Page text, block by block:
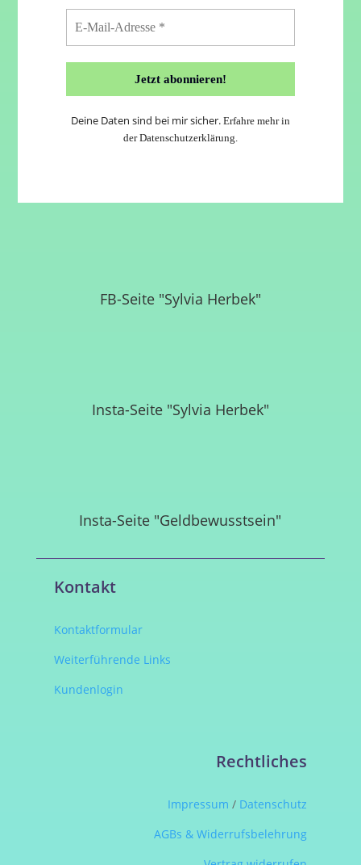
Deine Daten sind bei mir sicher. Erfahre mehr in
derDatenschutzerklärung.
FB-Seite "Sylvia Herbek"
Insta-Seite "Sylvia Herbek"
Insta-Seite "Geldbewusstsein"
Kontakt
Kontaktformular
Weiterführende Links
Kundenlogin
Rechtliches
Impressum / Datenschutz
AGBs & Widerrufsbelehrung